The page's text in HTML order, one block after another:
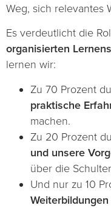
Weg, sich relevantes
Es verdeutlicht die
organisierten
lernen wir:
Zu 70 Prozent
praktische
machen.
Zu 20 Prozent
und unsere
über die
Und nur zu 10
Weiterbildungen